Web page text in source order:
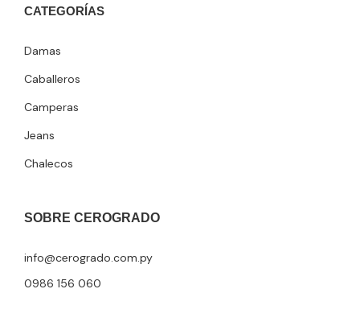
CATEGORÍAS
Damas
Caballeros
Camperas
Jeans
Chalecos
SOBRE CEROGRADO
info@cerogrado.com.py
0986 156 060